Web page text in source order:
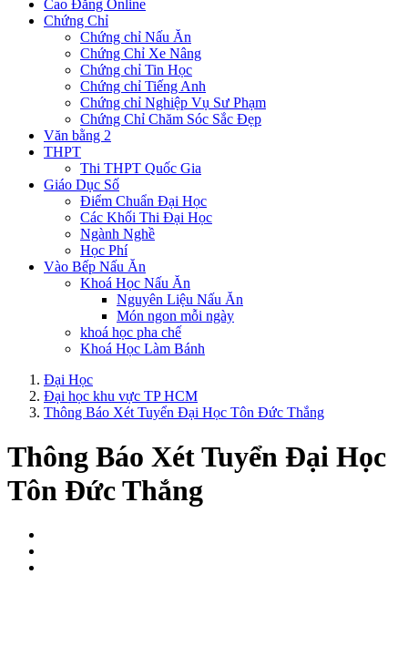
Cao Đẳng Online
Chứng Chỉ
Chứng chỉ Nấu Ăn
Chứng Chỉ Xe Nâng
Chứng chỉ Tin Học
Chứng chỉ Tiếng Anh
Chứng chỉ Nghiệp Vụ Sư Phạm
Chứng Chỉ Chăm Sóc Sắc Đẹp
Văn bằng 2
THPT
Thi THPT Quốc Gia
Giáo Dục Số
Điểm Chuẩn Đại Học
Các Khối Thi Đại Học
Ngành Nghề
Học Phí
Vào Bếp Nấu Ăn
Khoá Học Nấu Ăn
Nguyên Liệu Nấu Ăn
Món ngon mỗi ngày
khoá học pha chế
Khoá Học Làm Bánh
Đại Học
Đại học khu vực TP HCM
Thông Báo Xét Tuyển Đại Học Tôn Đức Thắng
Thông Báo Xét Tuyển Đại Học
Tôn Đức Thắng